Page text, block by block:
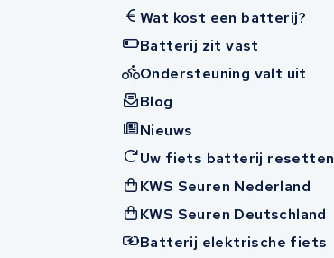
Wat kost een batterij?
Batterij zit vast
Ondersteuning valt uit
Blog
Nieuws
Uw fiets batterij resetten
KWS Seuren Nederland
KWS Seuren Deutschland
Batterij elektrische fiets